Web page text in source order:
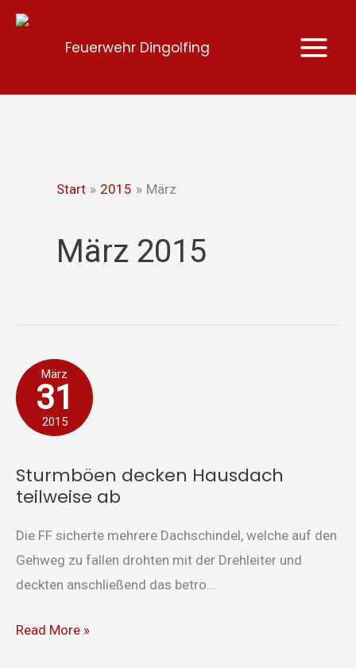
Zum
Feuerwehr Dingolfing
Start 2015 März
März 2015
März
31
2015
Sturmböen decken Hausdach
teilweise ab
Die FF sicherte mehrere Dachschindel, welche auf den
Gehweg zu fallen drohten mit der Drehleiter und
deckten anschließend das betro...
Sturmböen
decken
Hausdach
ab
Read More »